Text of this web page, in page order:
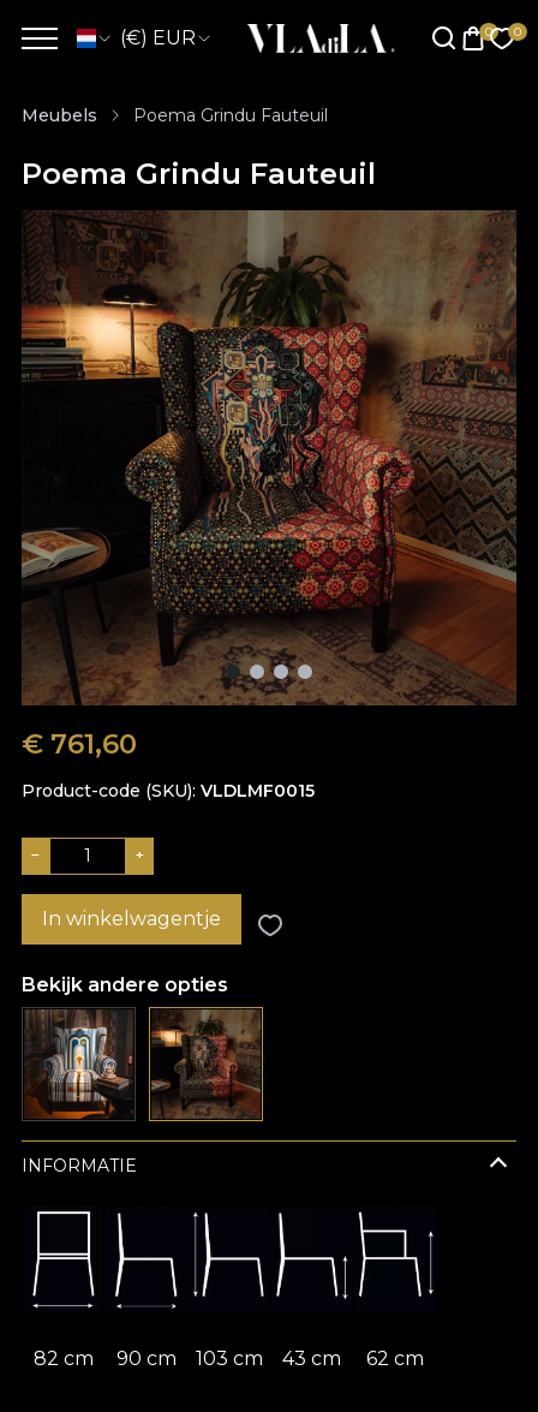
(€) EUR
Meubels Poema Grindu Fauteuil
Poema Grindu Fauteuil
€ 761,60
Product-code (SKU) VLDLMF0015
− +
In winkelwagentje
Bekijk andere opties
INFORMATIE
82 cm 90 cm 103 cm 43 cm 62 cm